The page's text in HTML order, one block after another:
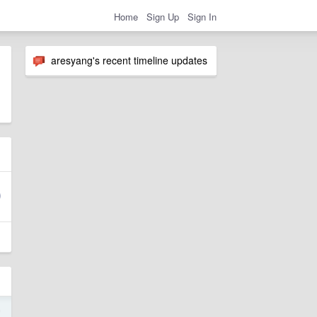
Home Sign Up Sign In
aresyang's recent timeline updates